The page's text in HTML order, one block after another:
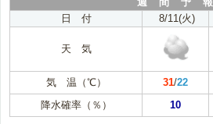
日 付
8/11(火)
天 気
気 温（℃） 31/22
降水確率（％）
10